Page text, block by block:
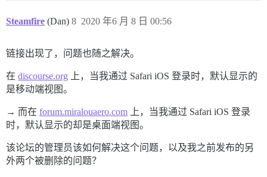
Steamfire (Dan) 2020 年6 月 8 日 00:56
8
链接出现了，问题也随之解决。
在 discourse.org 上，当我通过 Safari iOS 登录时，默认显示的
是移动端视图。
→ 而在 forum.miralouaero.com 上，当我通过 Safari iOS 登录
时，默认显示的却是桌面端视图。
该论坛的管理员该如何解决这个问题，以及我之前发布的另
外两个被删除的问题？